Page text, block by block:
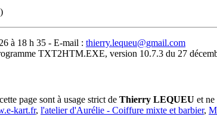
à 18 h 35 - E-mail : thierry.lequeu@gmail.com
TXT2HTM.EXE, version 10.7.3 du 27
page sont à usage strict de Thierry LEQUEU et ne
kart.fr, l'atelier d'Aurélie - Coiffure mixte et barbier,